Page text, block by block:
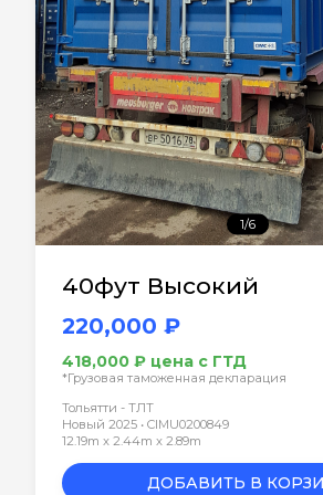
1/6
40фут Высокий
220,000 ₽
418,000 ₽ цена с ГТД
*Грузовая таможенная декларация
Тольятти - ТЛТ
Новый 2025 • CIMU0200849
12.19m x 2.44m x 2.89m
ДОБАВИТЬ В